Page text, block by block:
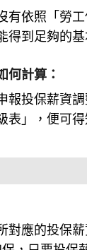
有依照「勞
得到足夠的基
何計算：
報投保薪資
表」，便可
對應的投保